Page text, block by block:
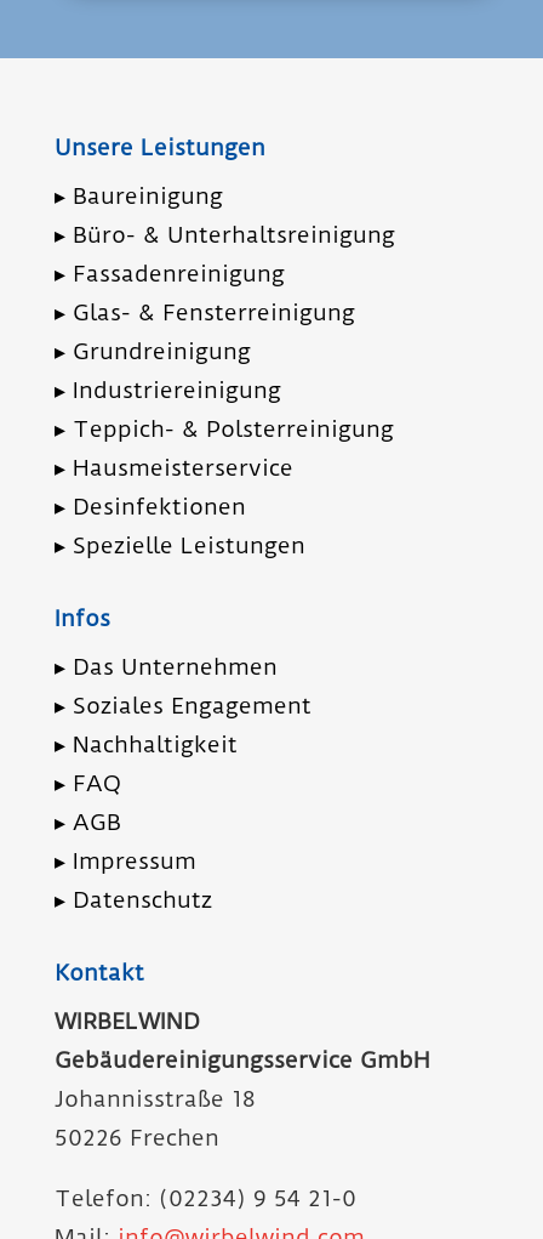
Infos
▸ Soziales Engagement
▸ Nachhaltigkeit
▸ FAQ
▸ AGB
▸ Impressum
▸ Datenschutz
WIRBELWIND
Gebäude­reinigungs­service GmbH
Johannis­straße 18
Mail: info@wirbelwind.com
Gebäudereinigungsservice